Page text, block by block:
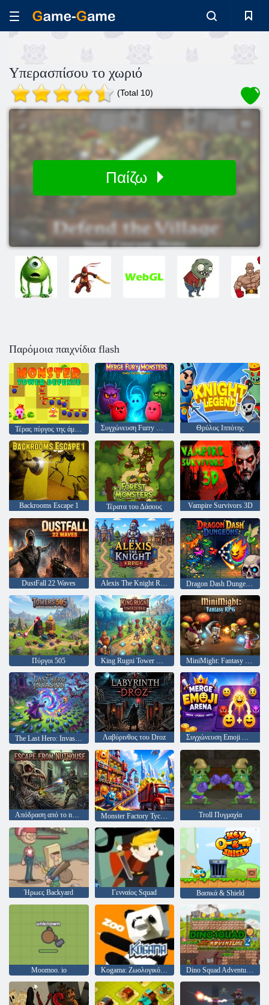
Υπερασπίσου το χωριό
(Total 10)
Παίζω
Παρόμοια παιχνίδια flash
Τέρας πύργος της άμυνας Συγχώνευση Furry Monsters Θρύλος Ιππότης
Backrooms Escape 1 Τέρατα του Δάσους Vampire Survivors 3D
DustFall 22 Waves Alexis The Knight RPG Dragon Dash Dungeons
Πύργοι 505 King Rugni Tower Defense MiniMight: Fantasy RPG
Λαβύρινθος του Droz Συγχώνευση Emoji Arena
Απόδραση από το nuthouse Monster Factory Tycoon Troll Πυγμαχία
Ήρωες Backyard Γενναίος Squad Βασικά & Shield
Moomoo. io Kogama: Ζωολογικός κήπος Dino Squad Adventure 2